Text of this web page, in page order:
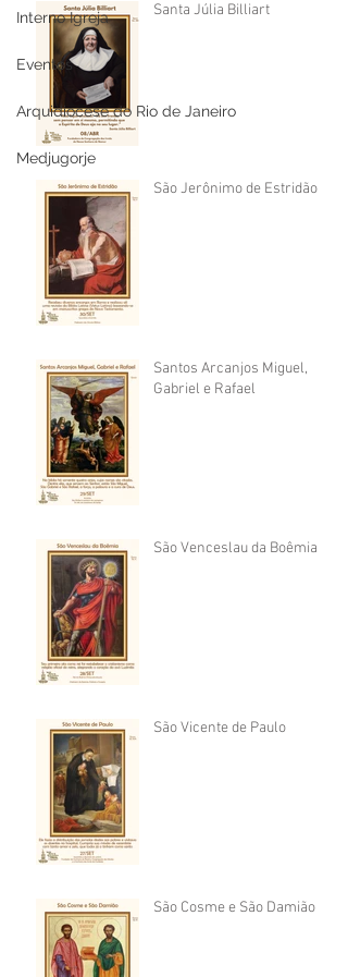
Interno Igreja
Eventos
Arquidiocese do Rio de Janeiro
Medjugorje
Santa Júlia Billiart
São Jerônimo de Estridão
Santos Arcanjos Miguel,
Gabriel e Rafael
São Venceslau da Boêmia
São Vicente de Paulo
São Cosme e São Damião